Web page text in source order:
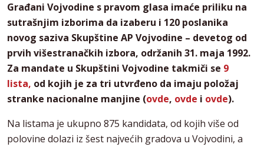
Građani Vojvodine s pravom glasa imaće priliku na
sutrašnjim izborima da izaberu i 120 poslanika
novog saziva Skupštine AP Vojvodine – devetog od
prvih višestranačkih izbora, održanih 31. maja 1992.
Za mandate u Skupštini Vojvodine takmiči se 9
lista, od kojih je za tri utvrđeno da imaju položaj
stranke nacionalne manjine (ovde, ovde i ovde).
Na listama je ukupno 875 kandidata, od kojih više od
polovine dolazi iz šest najvećih gradova u Vojvodini, a